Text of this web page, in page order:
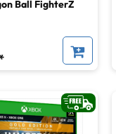
Ball FighterZ